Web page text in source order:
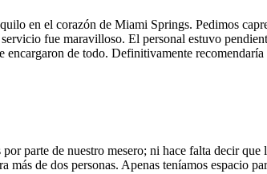
en el corazón de Miami Springs. Pedimos
fue maravilloso. El personal estuvo
de todo. Definitivamente recomendaría
parte de nuestro mesero; ni hace falta decir
de dos personas. Apenas teníamos espacio